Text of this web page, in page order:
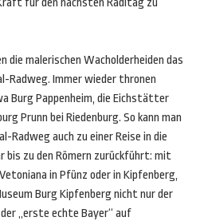
für den nächsten Radltag zu
malerischen Wacholderheiden das
Immer wieder thronen
Burg Pappenheim, die Eichstätter
Prunn bei Riedenburg. So kann man
auch zu einer Reise in die
bis zu den Römern zurückführt: mit
in Pfünz oder in Kipfenberg,
Burg Kipfenberg nicht nur der
„erste echte Bayer“ auf